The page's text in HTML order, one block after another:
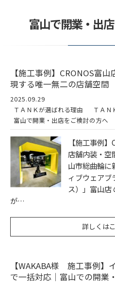
富山で開業・出
【施工事例】CRONOS富
現する唯一無二の店舗空間
2025.09.29
ＴＡＮＫが選ばれる理由
ＴＡＮ
富山で開業・出店をご検討の方へ
【施工事例
店舗内装・
山市総曲輪に
ィブウェアブ
ス）」富山店
が…
詳しくは
【WAKABA様 施工事例】
で一括対応｜富山での開業